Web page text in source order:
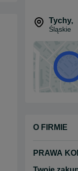
Tychy,
Śląskie
O FIRMIE
PRAWA